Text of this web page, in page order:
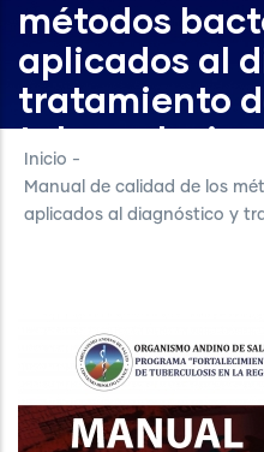
métodos
aplicados al
tratamiento
tuberculosis
Inicio -
Manual de calidad de los
aplicados al diagnóstico y